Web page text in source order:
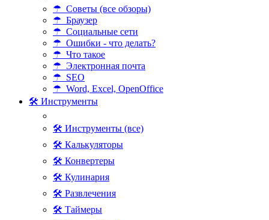
☂ Советы (все обзоры)
☂ Браузер
☂ Социальные сети
☂ Ошибки - что делать?
☂ Что такое
☂ Электронная почта
☂ SEO
☂ Word, Excel, OpenOffice
🛠 Инструменты
🛠 Инструменты (все)
🛠 Калькуляторы
🛠 Конвертеры
🛠 Кулинария
🛠 Развлечения
🛠 Таймеры